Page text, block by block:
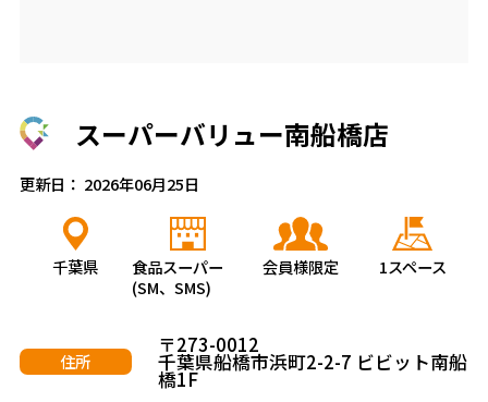
スーパーバリュー南船橋店
更新日： 2026年06月25日
千葉県
食品スーパー
(SM、SMS)
会員様限定 1スペース
住所
〒273-0012
千葉県船橋市浜町2-2-7 ビビット南船
橋1F